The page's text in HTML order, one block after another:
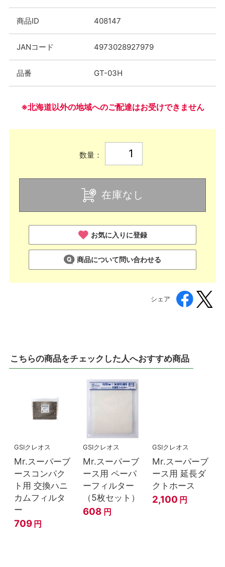
商品ID 408147
JANコード 4973028927979
品番 GT-03H
※北海道以外の地域へのご配達はお受けできません
数量：
在庫なし
お気に入りに登録
商品について問い合わせる
シェア
こちらの商品をチェックした人へおすすめ商品
GSIクレオス
Mr.スーパーブ
ースコンパク
ト用 交換ハニ
カムフィルタ
ー
709 円
GSIクレオス
Mr.スーパーブ
ース用 ペーパ
ーフィルター
（5枚セット）
608 円
GSIクレオス
Mr.スーパーブ
ース用 延長ダ
クトホース
2,100 円